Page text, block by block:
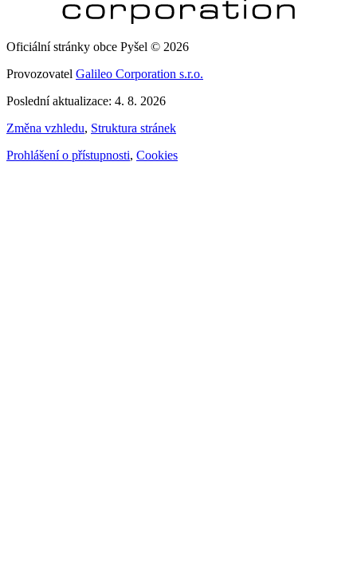
Oficiální stránky obce Pyšel © 2026
Provozovatel Galileo Corporation s.r.o.
Poslední aktualizace: 4. 8. 2026
Změna vzhledu, Struktura stránek
Prohlášení o přístupnosti, Cookies